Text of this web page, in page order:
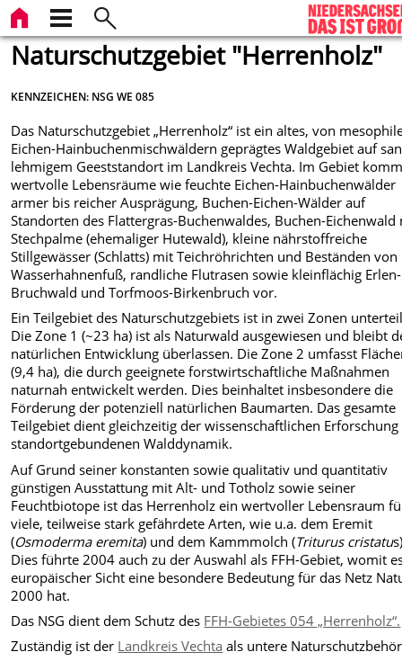
Naturschutzgebiet "Herrenholz"
KENNZEICHEN: NSG WE 085
Das Naturschutzgebiet „Herrenholz“ ist ein altes, von
Eichen-Hainbuchenmischwäldern geprägtes Waldgebiet auf
lehmigem Geeststandort im Landkreis Vechta. Im Gebiet
wertvolle Lebensräume wie feuchte Eichen-Hainbuchenwälder
armer bis reicher Ausprägung, Buchen-Eichen-Wälder auf
Standorten des Flattergras-Buchenwaldes, Buchen-Eichenwald
Stechpalme (ehemaliger Hutewald), kleine nährstoffreiche
Stillgewässer (Schlatts) mit Teichröhrichten und Beständen von
Wasserhahnenfuß, randliche Flutrasen sowie kleinflächig Erlen-
Bruchwald und Torfmoos-Birkenbruch vor.
Ein Teilgebiet des Naturschutzgebiets ist in zwei Zonen
Die Zone 1 (~23 ha) ist als Naturwald ausgewiesen und bleibt
natürlichen Entwicklung überlassen. Die Zone 2 umfasst
(9,4 ha), die durch geeignete forstwirtschaftliche Maßnahmen
naturnah entwickelt werden. Dies beinhaltet insbesondere die
Förderung der potenziell natürlichen Baumarten. Das gesamte
Teilgebiet dient gleichzeitig der wissenschaftlichen
standortgebundenen Walddynamik.
Auf Grund seiner konstanten sowie qualitativ und quantitativ
günstigen Ausstattung mit Alt- und Totholz sowie seiner
Feuchtbiotope ist das Herrenholz ein wertvoller Lebensraum
viele, teilweise stark gefährdete Arten, wie u.a. dem Eremit
(Osmoderma eremita) und dem Kammmolch (Triturus cristatu
Dies führte 2004 auch zu der Auswahl als FFH-Gebiet, womit
europäischer Sicht eine besondere Bedeutung für das Netz
2000 hat.
Das NSG dient dem Schutz des FFH-Gebietes 054 „Herrenholz“.
Zuständig ist der Landkreis Vechta als untere